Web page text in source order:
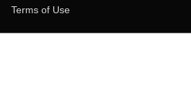
Terms of Use